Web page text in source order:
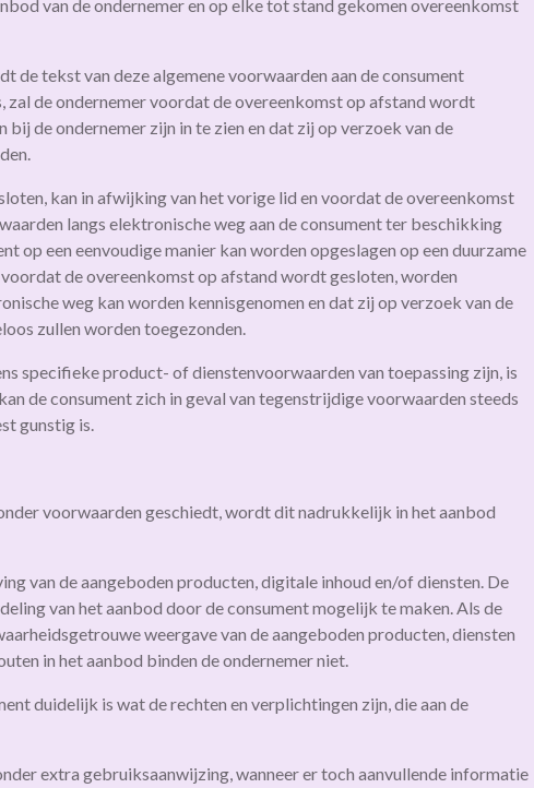
van de ondernemer en op elke tot stand gekomen overeenkomst
tekst van deze algemene voorwaarden aan de consument
de ondernemer voordat de overeenkomst op afstand wordt
de ondernemer zijn in te zien en dat zij op verzoek van de
kan in afwijking van het vorige lid en voordat de overeenkomst
langs elektronische weg aan de consument ter beschikking
op een eenvoudige manier kan worden opgeslagen op een duurzame
de overeenkomst op afstand wordt gesloten, worden
weg kan worden kennisgenomen en dat zij op verzoek van de
zullen worden toegezonden.
specifieke product- of dienstenvoorwaarden van toepassing zijn, is
de consument zich in geval van tegenstrijdige voorwaarden steeds
gunstig is.
voorwaarden geschiedt, wordt dit nadrukkelijk in het aanbod
van de aangeboden producten, digitale inhoud en/of diensten. De
van het aanbod door de consument mogelijk te maken. Als de
weergave van de aangeboden producten, diensten
in het aanbod binden de ondernemer niet.
duidelijk is wat de rechten en verplichtingen zijn, die aan de
extra gebruiksaanwijzing, wanneer er toch aanvullende informatie